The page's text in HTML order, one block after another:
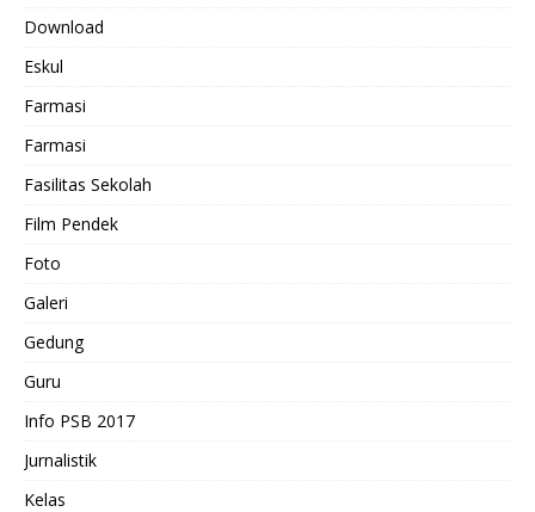
Download
Eskul
Farmasi
Farmasi
Fasilitas Sekolah
Film Pendek
Foto
Galeri
Gedung
Guru
Info PSB 2017
Jurnalistik
Kelas